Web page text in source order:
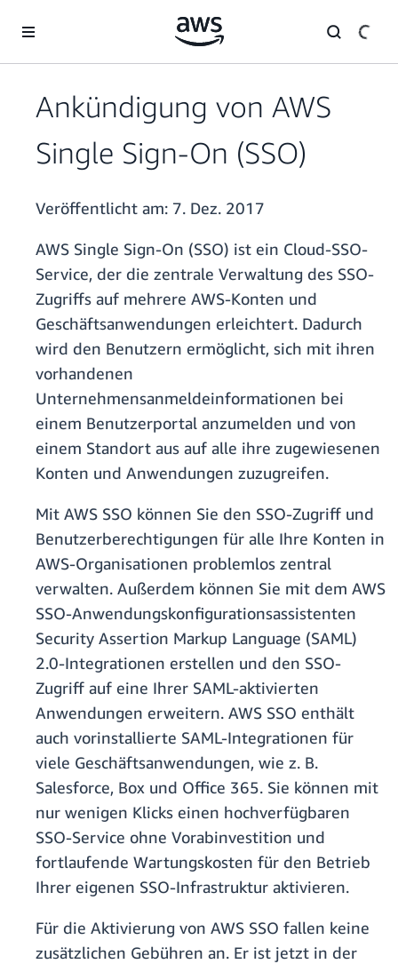
Überspringen zum Hauptinhalt
Ankündigung von AWS
Single Sign-On (SSO)
Veröffentlicht am: 7. Dez. 2017
AWS Single Sign-On (SSO) ist ein Cloud-SSO-
Service, der die zentrale Verwaltung des SSO-
Zugriffs auf mehrere AWS-Konten und
Geschäftsanwendungen erleichtert. Dadurch
wird den Benutzern ermöglicht, sich mit ihren
vorhandenen
Unternehmensanmeldeinformationen bei
einem Benutzerportal anzumelden und von
einem Standort aus auf alle ihre zugewiesenen
Konten und Anwendungen zuzugreifen.
Mit AWS SSO können Sie den SSO-Zugriff und
Benutzerberechtigungen für alle Ihre Konten in
AWS-Organisationen problemlos zentral
verwalten. Außerdem können Sie mit dem AWS
SSO-Anwendungskonfigurationsassistenten
Security Assertion Markup Language (SAML)
2.0-Integrationen erstellen und den SSO-
Zugriff auf eine Ihrer SAML-aktivierten
Anwendungen erweitern. AWS SSO enthält
auch vorinstallierte SAML-Integrationen für
viele Geschäftsanwendungen, wie z. B.
Salesforce, Box und Office 365. Sie können mit
nur wenigen Klicks einen hochverfügbaren
SSO-Service ohne Vorabinvestition und
fortlaufende Wartungskosten für den Betrieb
Ihrer eigenen SSO-Infrastruktur aktivieren.
Für die Aktivierung von AWS SSO fallen keine
zusätzlichen Gebühren an. Er ist jetzt in der